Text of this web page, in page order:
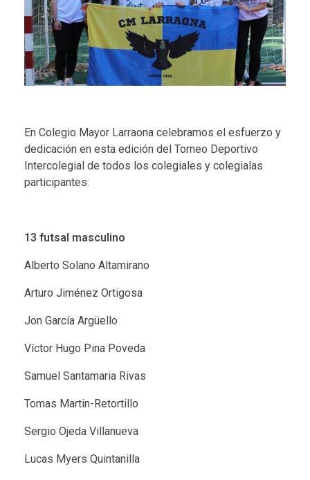
En Colegio Mayor Larraona celebramos el esfuerzo y
dedicación en esta edición del Torneo Deportivo
Intercolegial de todos los colegiales y colegialas
participantes:
13 futsal masculino
Alberto Solano Altamirano
Arturo Jiménez Ortigosa
Jon García Argüello
Víctor Hugo Pina Poveda
Samuel Santamaria Rivas
Tomas Martin-Retortillo
Sergio Ojeda Villanueva
Lucas Myers Quintanilla